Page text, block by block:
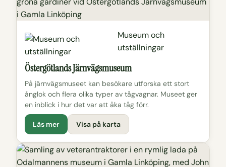
Museum och
utställningar
Östergötlands Järnvägsmuseum
På järnvägsmuseet kan besökare utforska ett stort
ånglok och flera olika typer av tågvagnar. Museet ger
en inblick i hur det var att åka tåg förr.
Läs mer Visa på karta